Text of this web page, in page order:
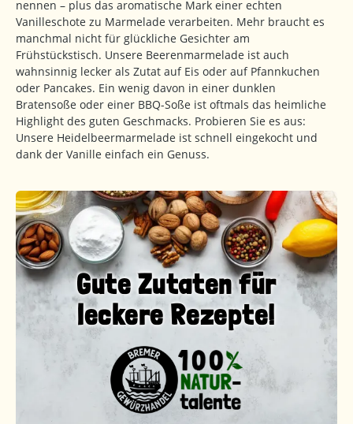
nennen – plus das aromatische Mark einer echten
Vanilleschote zu Marmelade verarbeiten. Mehr braucht es
manchmal nicht für glückliche Gesichter am
Frühstückstisch. Unsere Beerenmarmelade ist auch
wahnsinnig lecker als Zutat auf Eis oder auf Pfannkuchen
oder Pancakes. Ein wenig davon in einer dunklen
Bratensoße oder einer BBQ-Soße ist oftmals das heimliche
Highlight des guten Geschmacks. Probieren Sie es aus:
Unsere Heidelbeermarmelade ist schnell eingekocht und
dank der Vanille einfach ein Genuss.
Gute Zutaten für
leckere Rezepte!